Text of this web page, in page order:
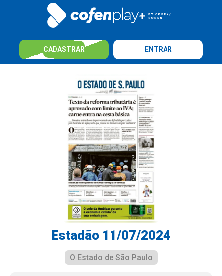
CADASTRAR ENTRAR
Estadão 11/07/2024
O Estado de São Paulo